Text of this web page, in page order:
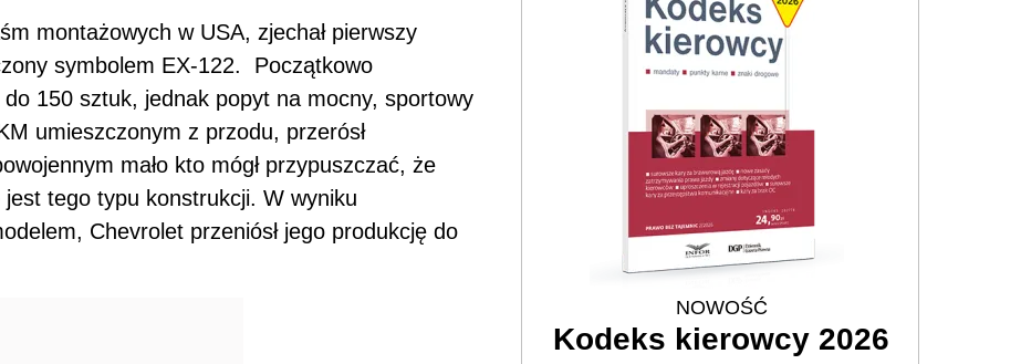
montażowych w USA, zjechał pierwszy
symbolem EX-122. Początkowo
150 sztuk, jednak popyt na mocny, sportowy
umieszczonym z przodu, przerósł
mało kto mógł przypuszczać, że
tego typu konstrukcji. W wyniku
Chevrolet przeniósł jego produkcję do
NOWOŚĆ
Kodeks kierowcy 2026